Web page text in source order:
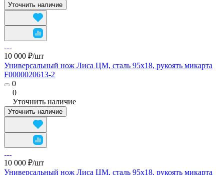
Уточнить наличие
10 000 ₽/шт
Универсальный нож Лиса ЦМ, сталь 95х18, рукоять микарта
F0000020613-2
0
0
Уточнить наличие
Уточнить наличие
10 000 ₽/шт
Универсальный нож Лиса ЦМ, сталь 95х18, рукоять микарта